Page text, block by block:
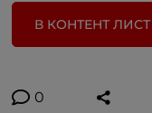
В КОНТЕНТ ЛИСТ
0